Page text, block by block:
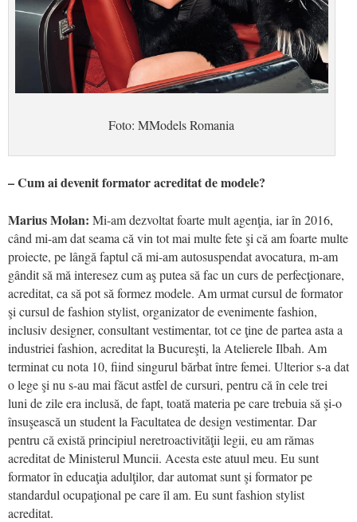
Foto: MModels Romania
– Cum ai devenit formator acreditat de modele?
Marius Molan: Mi-am dezvoltat foarte mult agenţia, iar în 2016,
când mi-am dat seama că vin tot mai multe fete şi că am foarte multe
proiecte, pe lângă faptul că mi-am autosuspendat avocatura, m-am
gândit să mă interesez cum aş putea să fac un curs de perfecţionare,
acreditat, ca să pot să formez modele. Am urmat cursul de formator
şi cursul de fashion stylist, organizator de evenimente fashion,
inclusiv designer, consultant vestimentar, tot ce ţine de partea asta a
industriei fashion, acreditat la Bucureşti, la Atelierele Ilbah. Am
terminat cu nota 10, fiind singurul bărbat între femei. Ulterior s-a dat
o lege şi nu s-au mai făcut astfel de cursuri, pentru că în cele trei
luni de zile era inclusă, de fapt, toată materia pe care trebuia să şi-o
însuşească un student la Facultatea de design vestimentar. Dar
pentru că există principiul neretroactivităţii legii, eu am rămas
acreditat de Ministerul Muncii. Acesta este atuul meu. Eu sunt
formator în educaţia adulţilor, dar automat sunt şi formator pe
standardul ocupaţional pe care îl am. Eu sunt fashion stylist
acreditat.